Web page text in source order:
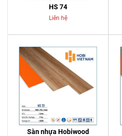
HS 74
Liên hệ
Sàn nhựa Hobiwood